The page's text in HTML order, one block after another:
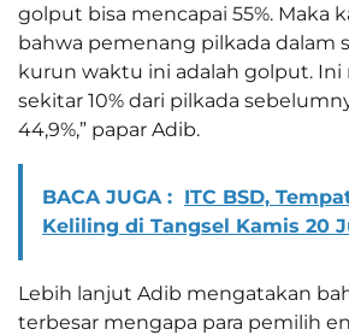
golput bisa mencapai 55%. Maka
bahwa pemenang pilkada dalam
kurun waktu ini adalah golput.
sekitar 10% dari pilkada
44,9%,” papar Adib.
BACA JUGA : ITC BSD,
Keliling di Tangsel Kamis 20
Lebih lanjut Adib mengatakan
terbesar mengapa para pemilih